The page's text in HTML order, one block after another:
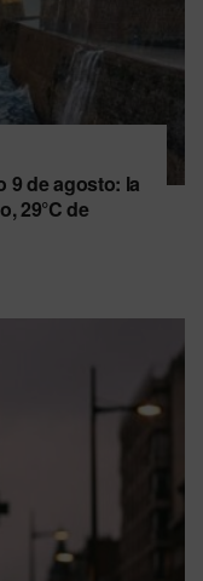
9 de agosto: la
29°C de